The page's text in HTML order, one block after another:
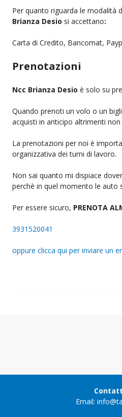
Per quanto riguarda le modalità
Brianza Desio si accettano:
Carta di Credito, Bancomat,
Prenotazioni
Ncc Brianza Desio è solo su
Quando prenoti un volo o un
acquisti in anticipo altrimenti
La prenotazioni per noi è
organizzativa dei turni di lavoro.
Non sai quanto mi dispiace
perchè in quel momento le auto
Per essere sicuro, PRENOTA
3931520041
oppure clicca qui per inviare un
Email: